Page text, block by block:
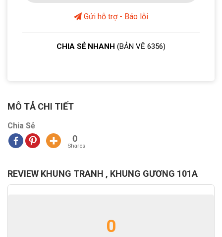
Gửi hỗ trợ - Báo lỗi
CHIA SẺ NHANH (BẢN VẼ 6356)
MÔ TẢ CHI TIẾT
Chia Sẻ
0
Shares
REVIEW KHUNG TRANH , KHUNG GƯƠNG 101A
0